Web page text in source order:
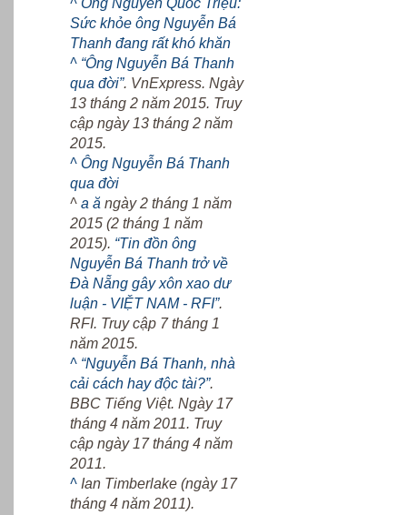
Sức khỏe ông Nguyễn Bá
Thanh đang rất khó khăn
^ “Ông Nguyễn Bá Thanh
qua đời”. VnExpress. Ngày
13 tháng 2 năm 2015. Truy
cập ngày 13 tháng 2 năm
2015.
^ Ông Nguyễn Bá Thanh
qua đời
^ a ă ngày 2 tháng 1 năm
2015 (2 tháng 1 năm
2015). “Tin đồn ông
Nguyễn Bá Thanh trở về
Đà Nẵng gây xôn xao dư
luận - VIỆT NAM - RFI”.
RFI. Truy cập 7 tháng 1
năm 2015.
^ “Nguyễn Bá Thanh, nhà
cải cách hay độc tài?”.
BBC Tiếng Việt. Ngày 17
tháng 4 năm 2011. Truy
cập ngày 17 tháng 4 năm
2011.
^Ian Timberlake (ngày 17
tháng 4 năm 2011).